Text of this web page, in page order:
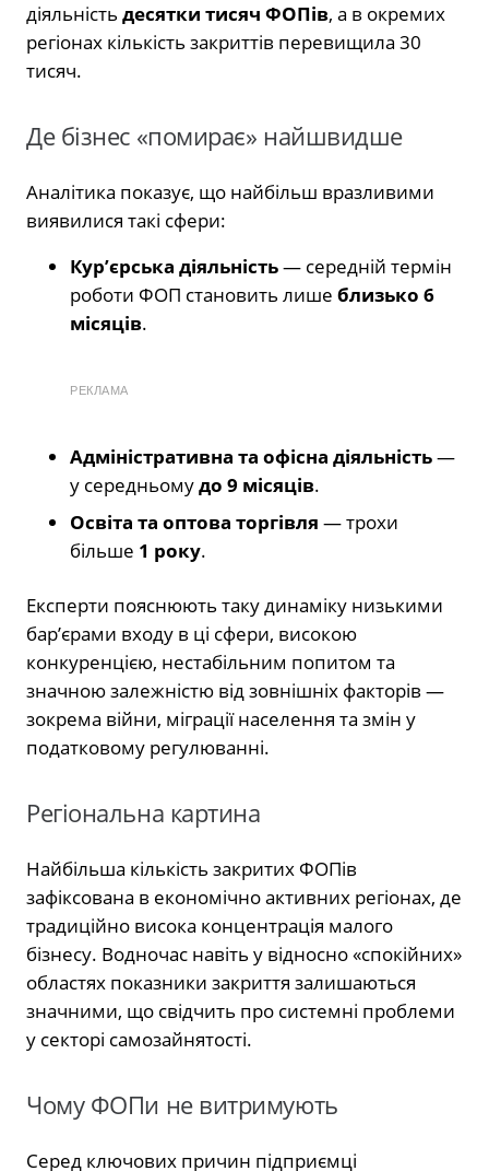
діяльність десятки тисяч ФОПів, а в окремих
регіонах кількість закриттів перевищила 30
тисяч.
Де бізнес «помирає» найшвидше
Аналітика показує, що найбільш вразливими
виявилися такі сфери:
Кур’єрська діяльність— середній термін
роботи ФОП становить лише близько 6
місяців.
РЕКЛАМА
Адміністративна та офісна діяльність—
у середньомудо 9 місяців.
Освіта та оптова торгівля — трохи
більше 1 року.
Експерти пояснюють таку динаміку низькими
бар’єрами входу в ці сфери, високою
конкуренцією, нестабільним попитом та
значною залежністю від зовнішніх факторів —
зокрема війни, міграції населення та змін у
податковому регулюванні.
Регіональна картина
Найбільша кількість закритих ФОПів
зафіксована в економічно активних регіонах, де
традиційно висока концентрація малого
бізнесу. Водночас навіть у відносно «спокійних»
областях показники закриття залишаються
значними, що свідчить про системні проблеми
у секторі самозайнятості.
Чому ФОПи не витримують
Серед ключових причин підприємці